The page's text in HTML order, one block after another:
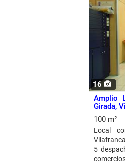
16
Amplio
Girada,
100 m²
Local
5